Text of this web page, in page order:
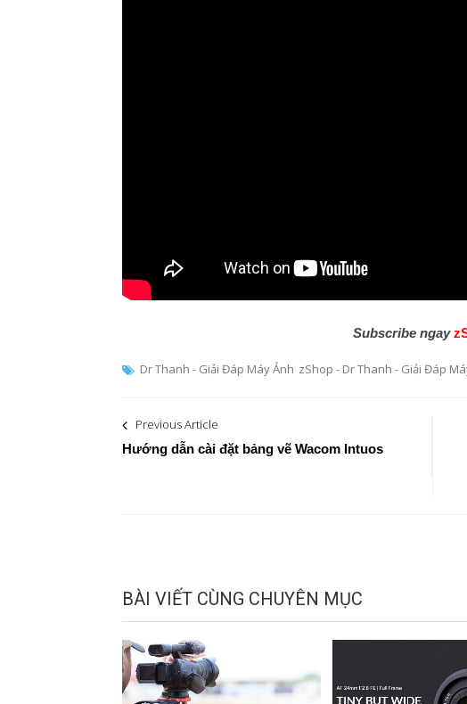
Subscribe ngay
Dr Thanh - Giải Đáp Máy Ảnh zShop - Dr Thanh - Giải Đáp
Post
navigation
Previous Article
Hướng dẫn cài đặt bảng vẽ Wacom Intuos
BÀI VIẾT CÙNG CHUYÊN MỤC